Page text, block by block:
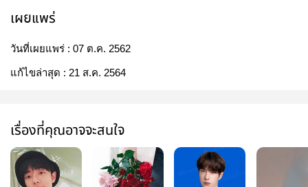
เผยแพร่
วันที่เผยแพร่ : 07 ต.ค. 2562
แก้ไขล่าสุด : 21 ส.ค. 2564
เรื่องที่คุณอาจจะสนใจ